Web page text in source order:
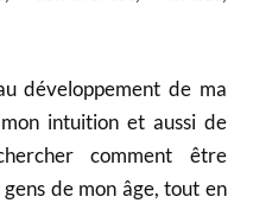
développement de ma
intuition et aussi de
comment être
de mon âge, tout en